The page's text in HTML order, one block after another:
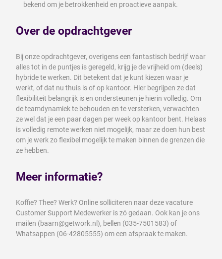
bekend om je betrokkenheid en proactieve aanpak.
Over de opdrachtgever
Bij onze opdrachtgever, overigens een fantastisch bedrijf waar
alles tot in de puntjes is geregeld, krijg je de vrijheid om (deels)
hybride te werken. Dit betekent dat je kunt kiezen waar je
werkt, of dat nu thuis is of op kantoor. Hier begrijpen ze dat
flexibiliteit belangrijk is en ondersteunen je hierin volledig. Om
de teamdynamiek te behouden en te versterken, verwachten
ze wel dat je een paar dagen per week op kantoor bent. Helaas
is volledig remote werken niet mogelijk, maar ze doen hun best
om je werk zo flexibel mogelijk te maken binnen de grenzen die
ze hebben.
Meer informatie?
Koffie? Thee? Werk? Online solliciteren naar deze vacature
Customer Support Medewerker is zó gedaan. Ook kan je ons
mailen (baarn@getwork.nl), bellen (035-7501583) of
Whatsappen (06-42805555) om een afspraak te maken.